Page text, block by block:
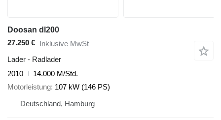
Doosan dl200
27.250 € Inklusive MwSt
Lader - Radlader
2010
14.000 M/Std.
Motorleistung 107 kW (146 PS)
Deutschland, Hamburg